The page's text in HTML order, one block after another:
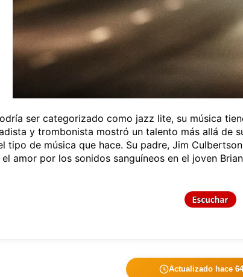
ser categorizado como jazz lite, su música
y trombonista mostró un talento más allá de
tipo de música que hace. Su padre, Jim
amor por los sonidos sanguíneos en el joven
Actualizado hace